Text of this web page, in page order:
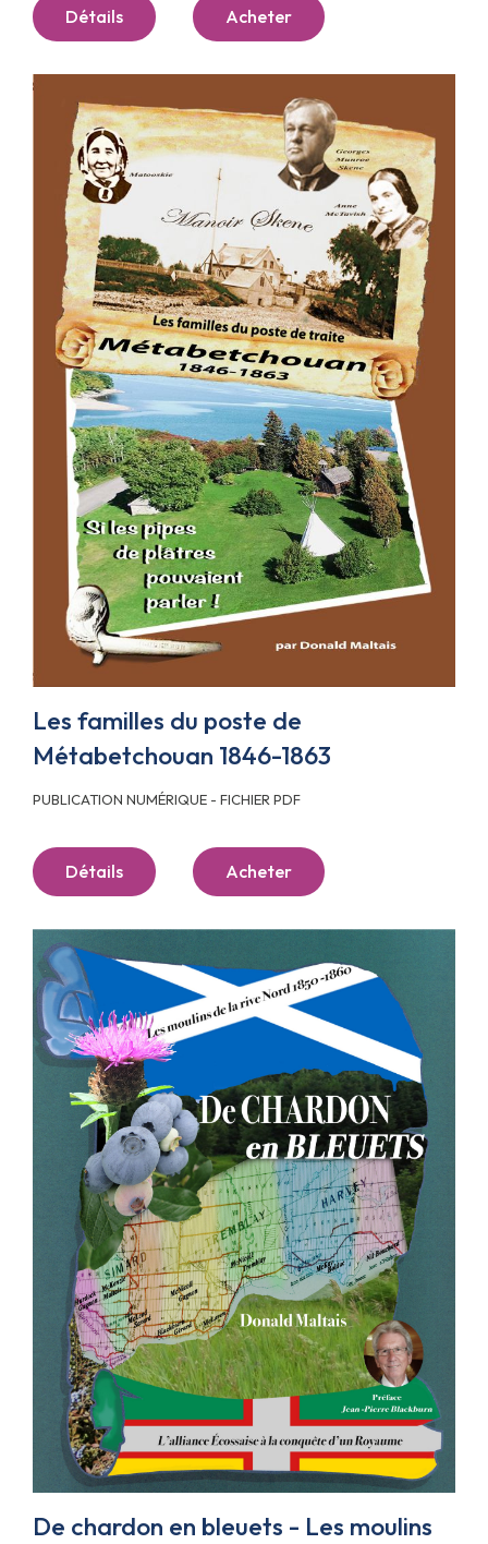
Détails Acheter
Les familles du poste de
Métabetchouan 1846-1863
PUBLICATION NUMÉRIQUE - FICHIER PDF
Détails Acheter
De chardon en bleuets - Les moulins